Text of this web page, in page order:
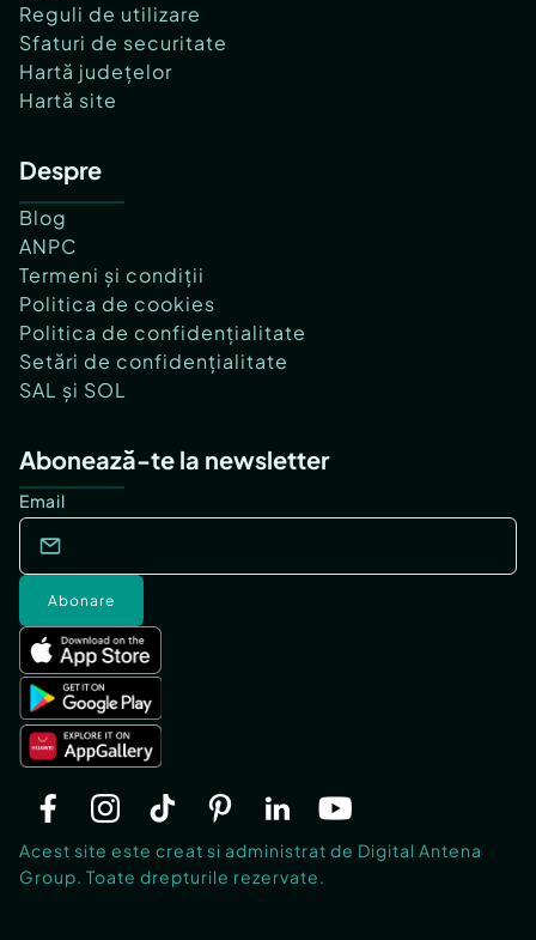
Reguli de utilizare
Sfaturi de securitate
Hartă județelor
Hartă site
Despre
Blog
ANPC
Termeni și condiții
Politica de cookies
Politica de confidențialitate
Setări de confidențialitate
SAL și SOL
Abonează-te la newsletter
Email
Abonare
Acest site este creat si administrat de Digital Antena
Group. Toate drepturile rezervate.